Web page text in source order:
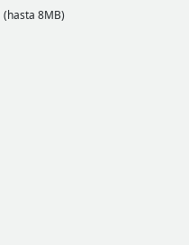
(hasta 8MB)